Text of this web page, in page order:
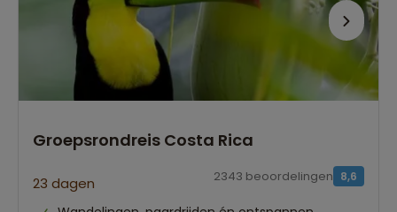
Groepsrondreis Costa Rica
23 dagen 8,6
2343 beoordelingen